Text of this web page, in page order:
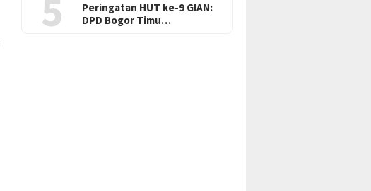
5
Peringatan HUT ke-9 GIAN:
DPD Bogor Timu…